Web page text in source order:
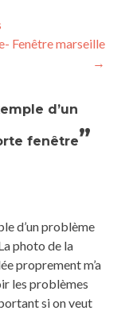
Fenêtre marseille
→
d’un
fenêtre”
d’un problème
photo de la
proprement m’a
les problèmes
si on veut